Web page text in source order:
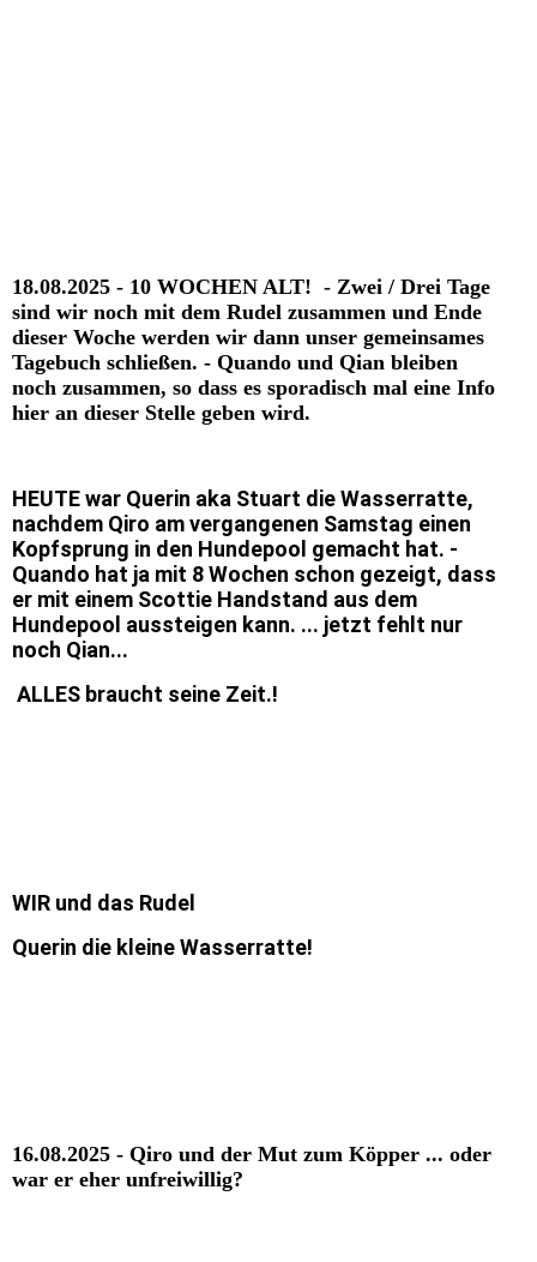
18.08.2025 - 10 WOCHEN ALT! - Zwei / Drei Tage
sind wir noch mit dem Rudel zusammen und Ende
dieser Woche werden wir dann unser gemeinsames
Tagebuch schließen. - Quando und Qian bleiben
noch zusammen, so dass es sporadisch mal eine Info
hier an dieser Stelle geben wird.
HEUTE war Querin aka Stuart die Wasserratte,
nachdem Qiro am vergangenen Samstag einen
Kopfsprung in den Hundepool gemacht hat. -
Quando hat ja mit 8 Wochen schon gezeigt, dass
er mit einem Scottie Handstand aus dem
Hundepool aussteigen kann. ... jetzt fehlt nur
noch Qian...
ALLES braucht seine Zeit.!
WIR und das Rudel
Querin die kleine Wasserratte!
16.08.2025 - Qiro und der Mut zum Köpper ... oder
war er eher unfreiwillig?